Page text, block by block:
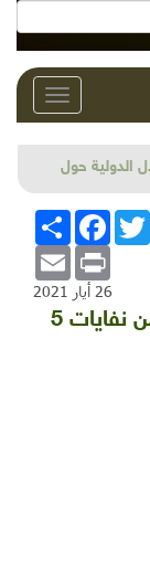
Toggle
قبيحة
انشر
FacebookTwitter
Email Print
26 أيار 2021
أطول مقعد صديق للبيئة مصنوع من نفايات 5